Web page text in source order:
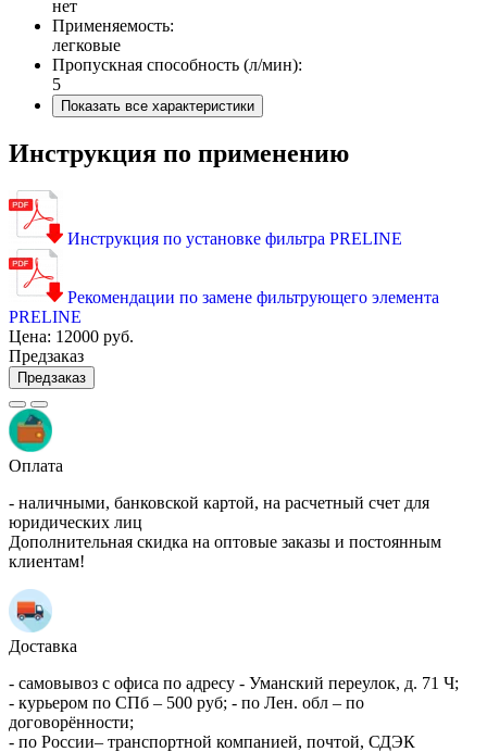
нет
Применяемость:
легковые
Пропускная способность (л/мин):
5
Показать все характеристики
Инструкция по применению
Инструкция по установке фильтра PRELINE
Рекомендации по замене фильтрующего элемента
PRELINE
Цена: 12000 руб.
Предзаказ
Предзаказ
Оплата
- наличными, банковской картой, на расчетный счет для
юридических лиц
Дополнительная скидка на оптовые заказы и постоянным
клиентам!
Доставка
- самовывоз с офиса по адресу - Уманский переулок, д. 71 Ч;
- курьером по СПб – 500 руб; - по Лен. обл – по
договорённости;
- по России– транспортной компанией, почтой, СДЭК